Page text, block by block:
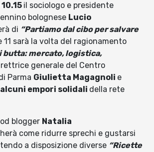
10.15 il sociologo e presidente
bolognese Lucio
di “Partiamo dal cibo per salvare
11 sarà la volta del ragionamento
butta: mercato, logistica,
generale del Centro
Parma Giulietta Magagnoli e
empori solidali della rete
blogger Natalia
come ridurre sprechi e gustarsi
a disposizione diverse “Ricette